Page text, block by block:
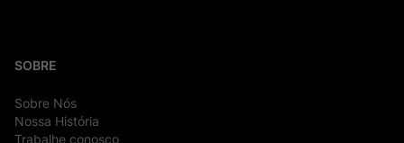
SOBRE
Sobre Nós
Nossa História
Trabalhe conosco